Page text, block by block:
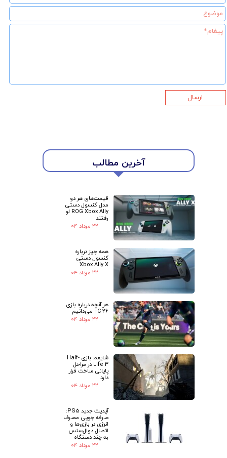
★
آخرین مطالب
قیمت‌های هر دو
مدل کنسول دستی
ROG Xbox Ally لو
رفتند
۲۲ مرداد ۰۴
همه چیز درباره
کنسول دستی
Xbox Ally X
۲۲ مرداد ۰۴
هر آنچه درباره بازی
FC 26 می‌دانیم
۲۲ مرداد ۰۴
شایعه: بازی Half-
Life 3 در مراحل
پایانی ساخت قرار
دارد
۲۲ مرداد ۰۴
آپدیت جدید PS5:
صرفه جویی مصرف
انرژی در بازی‌ها و
اتصال دوال‌سنس
به چند دستگاه
۲۲ مرداد ۰۴
ارسال